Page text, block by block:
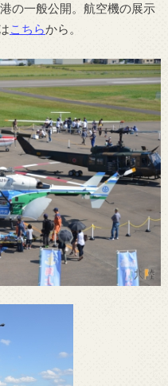
の一般公開。航空機の展示
こちらから。